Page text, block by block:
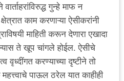
वार्ताहरांविरुद्ध गुन्हे माफ न
काम करणाऱ्या ऐसीकरांनी
माहिती करून देणारा एखादा
ते खूप चांगले होईल. ऐसीचे
वृध्दींगत करण्याच्या दृष्टीने तो
पाऊल ठरेल यात काहीही